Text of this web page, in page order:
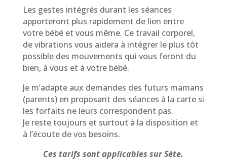
Les gestes intégrés durant les séances
apporteront plus rapidement de lien entre
votre bébé et vous même. Ce travail corporel,
de vibrations vous aidera à intégrer le plus tôt
possible des mouvements qui vous feront du
bien, à vous et à votre bébé.
Je m’adapte aux demandes des futurs mamans
(parents) en proposant des séances à la carte si
les forfaits ne leurs correspondent pas.
Je reste toujours et surtout à la disposition et
à l’écoute de vos besoins.
Ces tarifs sont applicables sur Sète.